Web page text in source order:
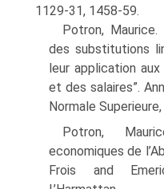
1129-31, 1458-59.
Potron, Maurice.
des substitutions
leur application
et des salaires”.
Normale
Potron,
economiques de
Frois and